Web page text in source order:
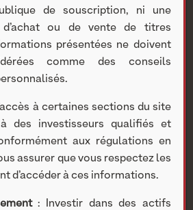
une tribune
dans le
du travail.
Nextstage AM>Publications
> Grégoire Sentilhes et 40
de grandes entreprises
une tribune pour la parité dans le
de souscription, ni une
d’achat ou de vente de titres
présentées ne doivent
comme des conseils
à certaines sections du site
des investisseurs qualifiés et
aux régulations en
assurer que vous respectez les
d’accéder à ces informations.
: Investir dans des actifs